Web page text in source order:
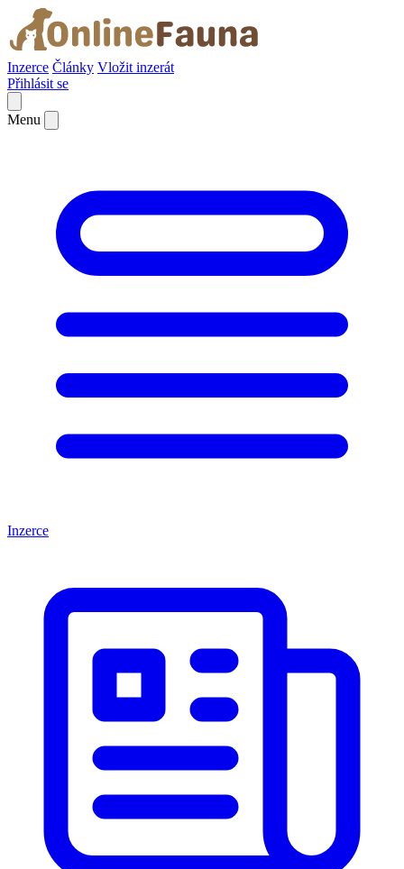
Inzerce Články Vložit inzerát
Přihlásit se
Menu
Inzerce